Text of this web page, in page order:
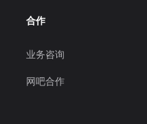
合作
业务咨询
网吧合作